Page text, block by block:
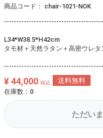
商品コード： chair-1021-NOK
L34*W38.5*H42cm
タモ材＋天然ラタン＋高密ウレタ
¥ 44,000 税込 送料無料
在庫数：0
ただい